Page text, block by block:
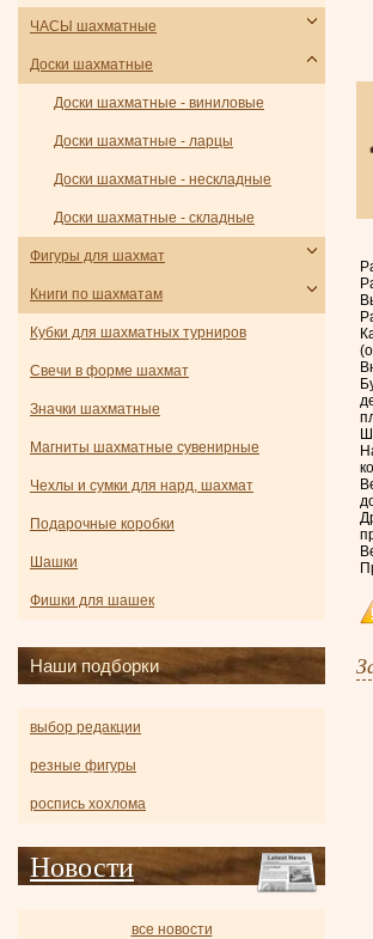
ЧАСЫ шахматные
Доски шахматные
Доски шахматные - виниловые
Доски шахматные - ларцы
Доски шахматные - нескладные
Доски шахматные - складные
Фигуры для шахмат
Книги по шахматам
Кубки для шахматных турниров
Свечи в форме шахмат
Значки шахматные
Магниты шахматные сувенирные
Чехлы и сумки для нард, шахмат
Подарочные коробки
Шашки
Фишки для шашек
Наши подборки
выбор редакции
резные фигуры
роспись хохлома
Новости
все новости